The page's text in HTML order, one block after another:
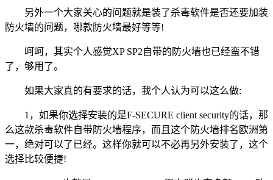
另外一个大家关心的问题就是装了杀毒软件是否还要加装
防火墙的问题，哪款防火墙最好等等!
呵呵，其实个人感觉XP SP2自带的防火墙也已经蛮不错
了，够用了。
如果大家真的有要求的话，我个人认为可以这么做:
1，如果你选择安装的是F-SECURE client security的话，那
么这款杀毒软件自带防火墙程序，而且这个防火墙排名欧洲第
一，绝对可以了已经。这样你就可以不必再另外安装了，这个
选择比较便捷!